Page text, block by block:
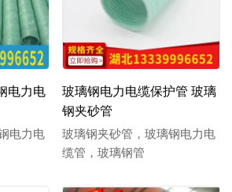
电力电
电力电
玻璃钢电力电缆保护管 玻璃
钢夹砂管
玻璃钢夹砂管，玻璃钢电力电
缆管，玻璃钢管